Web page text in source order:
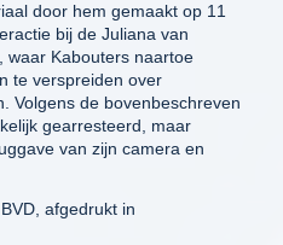
door hem gemaakt op 11
bij de Juliana van
waar Kabouters naartoe
te verspreiden over
Volgens de bovenbeschreven
gearresteerd, maar
van zijn camera en
afgedrukt in